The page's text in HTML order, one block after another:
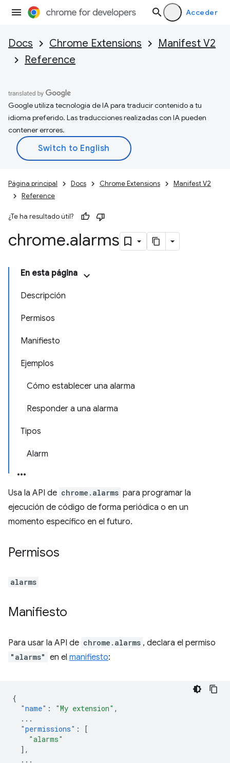
Acceder
Docs Chrome Extensions
Manifest V2
Reference
Google utiliza tecnología de IA para traducir contenido a tu
idioma preferido. Las traducciones realizadas con IA pueden
contener errores.
Página principal Docs Chrome Extensions
Manifest V2
Reference
¿Te ha resultado útil?
chrome.alarms
En esta página
Descripción
Permisos
Manifiesto
Ejemplos
Cómo establecer una alarma
Responder a una alarma
Tipos
Alarm
Usa la API de chrome.alarms para programar la
ejecución de código de forma periódica o en un
momento específico en el futuro.
Permisos
alarms
Manifiesto
Para usar la API de chrome.alarms , declara el permiso
"alarms" en el manifiesto:
{
"name" : "My extension" ,
...
"permissions" :
[
"alarms"
],
...